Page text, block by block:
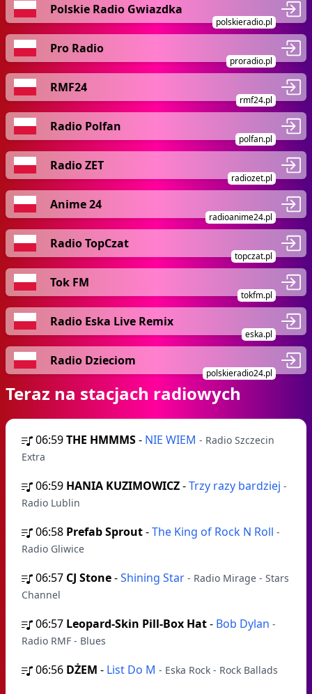
Polskie Radio Gwiazdka
polskieradio.pl
Pro Radio
proradio.pl
RMF24
rmf24.pl
Radio Polfan
polfan.pl
Radio ZET
radiozet.pl
Anime 24
radioanime24.pl
Radio TopCzat
topczat.pl
Tok FM
tokfm.pl
Radio Eska Live Remix
eska.pl
Radio Dzieciom
polskieradio24.pl
Teraz na stacjach radiowych
06:59THE HMMMS- NIE WIEM - Radio Szczecin
Extra
06:59 HANIA KUZIMOWICZ-Trzy razy bardziej -
Radio Lublin
06:58 Prefab Sprout-The King of Rock N Roll -
Radio Gliwice
06:57 CJ Stone-Shining Star - Radio Mirage - Stars
Channel
06:57 Leopard-Skin Pill-Box Hat- Bob Dylan -
Radio RMF - Blues
06:56 DŻEM - List Do M - Eska Rock - Rock Ballads